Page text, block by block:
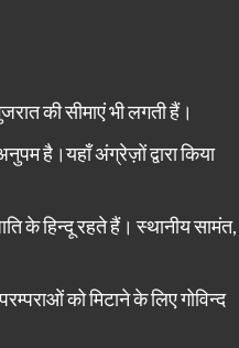
की सीमाएं भी लगती हैं।
है।यहाँ अंग्रेज़ों द्वारा किया
के हिन्दू रहते हैं। स्थानीय सामंत,
को मिटाने के लिए गोविन्द